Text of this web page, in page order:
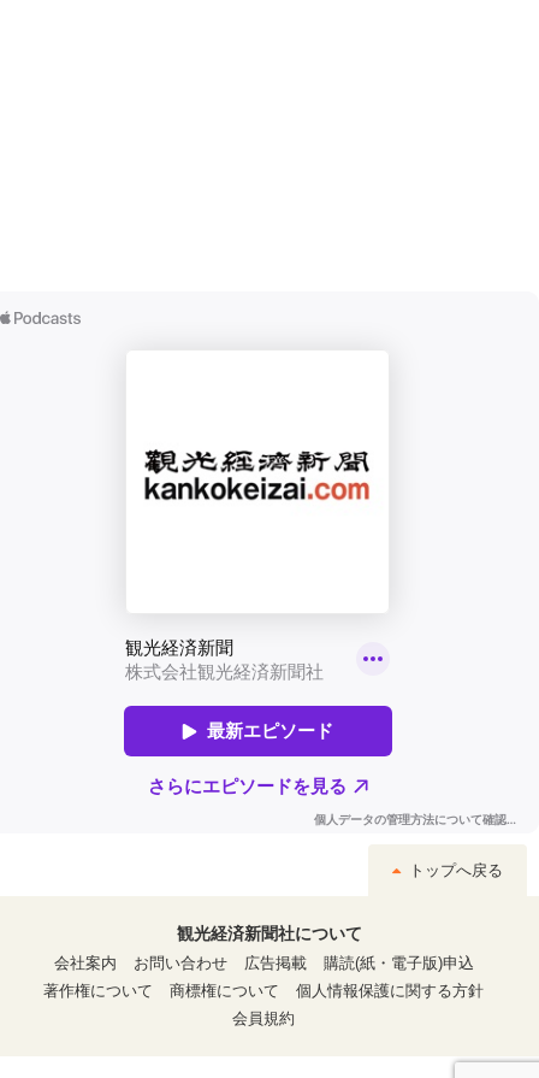
トップへ戻る
観光経済新聞社について
会社案内
お問い合わせ 広告掲載
購読(紙・電子版)申込
著作権について
商標権について
個人情報保護に関する方針
会員規約